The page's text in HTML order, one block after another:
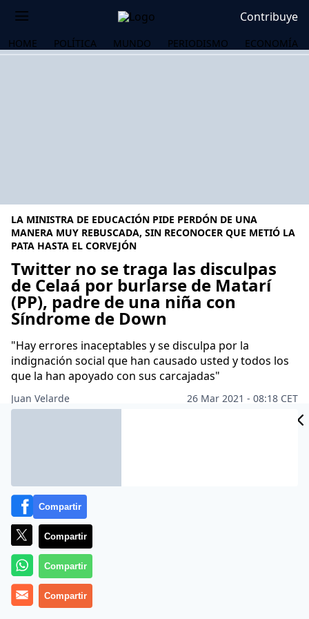
Contribuye
HOME POLÍTICA MUNDO PERIODISMO ECONOMÍA
LA MINISTRA DE EDUCACIÓN PIDE PERDÓN DE UNA
MANERA MUY REBUSCADA, SIN RECONOCER QUE METIÓ LA
PATA HASTA EL CORVEJÓN
Twitter no se traga las disculpas
de Celaá por burlarse de Matarí
(PP), padre de una niña con
Síndrome de Down
"Hay errores inaceptables y se disculpa por la
indignación social que han causado usted y todos los
que la han apoyado con sus carcajadas"
Juan Velarde
26 Mar 2021 - 08:18 CET
Compartir
Compartir
Compartir
Compartir